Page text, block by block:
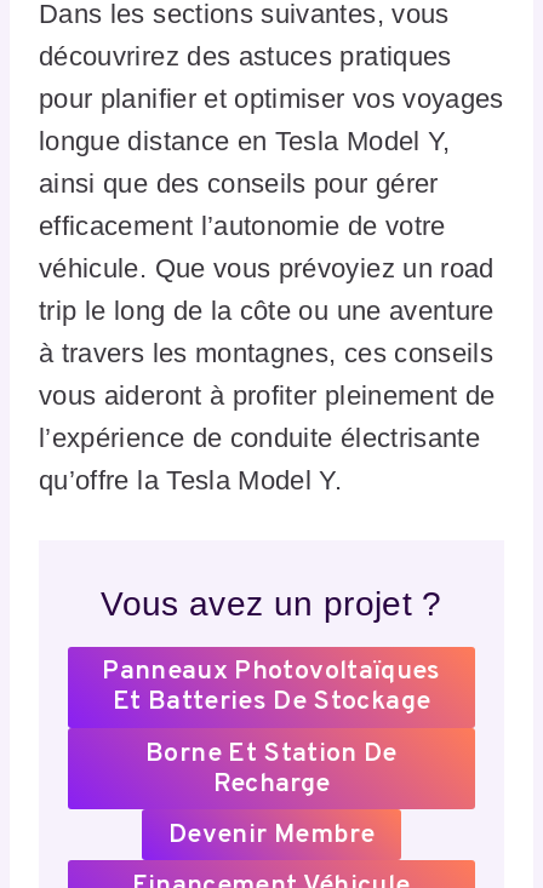
Dans les sections suivantes, vous
découvrirez des astuces pratiques
pour planifier et optimiser vos voyages
longue distance en Tesla Model Y,
ainsi que des conseils pour gérer
efficacement l’autonomie de votre
véhicule. Que vous prévoyiez un road
trip le long de la côte ou une aventure
à travers les montagnes, ces conseils
vous aideront à profiter pleinement de
l’expérience de conduite électrisante
qu’offre la Tesla Model Y.
Vous avez un projet ?
Panneaux Photovoltaïques
Et Batteries De Stockage
Borne Et Station De
Recharge
Devenir Membre